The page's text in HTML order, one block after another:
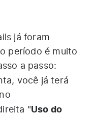
já foram
período é muito
a passo:
você já terá
"Uso do